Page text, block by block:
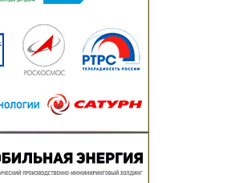
нагрузочные
(21,5 МВА) На Кубок